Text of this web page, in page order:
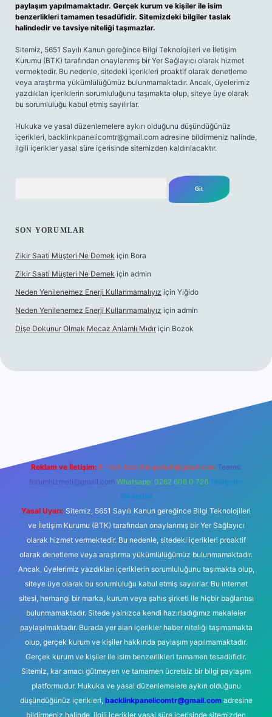
paylaşım yapılmamaktadır. Gerçek kurum ve kişiler ile isim
benzerlikleri tamamen tesadüfidir. Sitemizdeki bilgiler taslak
halindedir ve tavsiye niteliği taşımazlar.
Sitemiz, 5651 Sayılı Kanun gereğince Bilgi Teknolojileri ve İletişim
Kurumu (BTK) tarafından onaylanmış bir Yer Sağlayıcı olarak hizmet
vermektedir. Bu nedenle, sitedeki içerikleri proaktif olarak denetleme
veya araştırma yükümlülüğümüz bulunmamaktadır. Ancak, üyelerimiz
yazdıkları içeriklerin sorumluluğunu taşımakta olup, siteye üye olarak
bu sorumluluğu kabul etmiş sayılırlar.
Hukuka ve yasal düzenlemelere aykırı olduğunu düşündüğünüz
içerikleri, backlinkpanelicomtr@gmail.com adresine bildirmeniz halinde,
ilgili içerikler yasal süre içerisinde sitemizden kaldırılacaktır.
SON YORUMLAR
Zikir Saati Müşteri Ne Demek için Bora
Zikir Saati Müşteri Ne Demek için admin
Neden Yenilenemez Enerji Kullanmamalıyız için Yiğido
Neden Yenilenemez Enerji Kullanmamalıyız için admin
Dişe Dokunur Olmak Mecaz Anlamlı Mıdır için Bozok
Reklam ve İletişim: E-mail: backlinkpaneli@gmail.com Teams:
forumhizmeti@gmail.com Whatsapp: 0262 606 0 726 Telegram:
@karabul
Yasal Uyarı: Sitemiz, 5651 Sayılı Kanun gereğince Bilgi Teknolojileri
ve İletişim Kurumu (BTK) tarafından onaylanmış bir Yer Sağlayıcı
olarak hizmet vermektedir. Bu nedenle, sitedeki içerikleri proaktif
olarak denetleme veya araştırma yükümlülüğümüz bulunmamaktadır.
Ancak, üyelerimiz yazdıkları içeriklerin sorumluluğunu taşımakta olup,
siteye üye olarak bu sorumluluğu kabul etmiş sayılırlar. Bu internet
sitesi, herhangi bir marka, kurum veya şahıs şirketi ile hiçbir bağlantısı
bulunmamaktadır. Sitede yalnızca kendi hazırladığımız makaleler
paylaşılmaktadır. Burada yer alan içerikler haber niteliği taşımamakta
olup, gerçek kurum ve kişiler hakkında paylaşım yapılmamaktadır.
Gerçek kurum ve kişiler ile isim benzerlikleri tamamen tesadüfidir.
Sitemiz, kar amacı gütmeyen ve tamamen ücretsiz bir bilgi paylaşım
platformudur. Hukuka ve yasal düzenlemelere aykırı olduğunu
düşündüğünüz içerikleri, backlinkpanelicomtr@gmail.comadresine
bildirmeniz halinde, ilgili içerikler yasal süre içerisinde sitemizden